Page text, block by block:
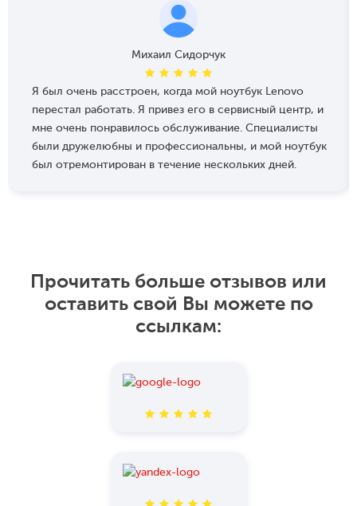
Михаил Сидорчук
Я был очень расстроен, когда мой ноутбук Lenovo
перестал работать. Я привез его в сервисный центр, и
мне очень понравилось обслуживание. Специалисты
были дружелюбны и профессиональны, и мой ноутбук
был отремонтирован в течение нескольких дней.
Прочитать больше отзывов или
оставить свой Вы можете по
ссылкам: